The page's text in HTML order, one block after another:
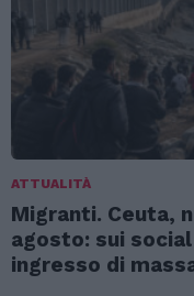
ATTUALITÀ
Migranti. Ceuta,
agosto: sui
ingresso di